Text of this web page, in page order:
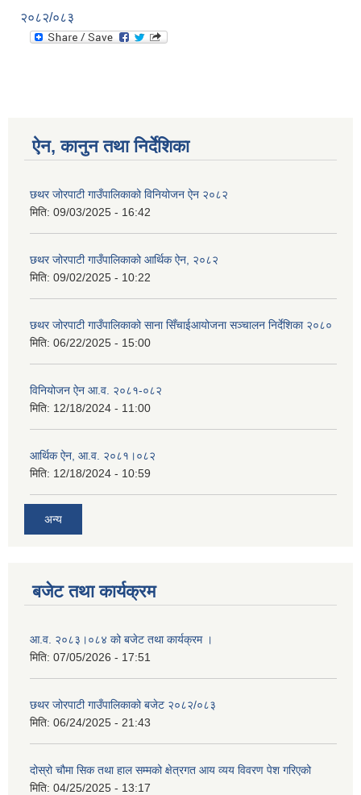
२०८२/०८३
ऐन, कानुन तथा निर्देशिका
छथर जोरपाटी गाउँपालिकाको विनियोजन ऐन २०८२
मिति: 09/03/2025 - 16:42
छथर जोरपाटी गाउँपालिकाको आर्थिक ऐन, २०८२
मिति: 09/02/2025 - 10:22
छथर जोरपाटी गाउँपालिकाको साना सिँचाईआयोजना सञ्चालन निर्देशिका २०८०
मिति: 06/22/2025 - 15:00
विनियोजन ऐन आ.व. २०८१-०८२
मिति: 12/18/2024 - 11:00
आर्थिक ऐन, आ.व. २०८१।०८२
मिति: 12/18/2024 - 10:59
अन्य
बजेट तथा कार्यक्रम
आ.व. २०८३।०८४ को बजेट तथा कार्यक्रम ।
मिति: 07/05/2026 - 17:51
छथर जोरपाटी गाउँपालिकाको बजेट २०८२/०८३
मिति: 06/24/2025 - 21:43
दोस्रो चौमा सिक तथा हाल सम्मको क्षेत्रगत आय व्यय विवरण पेश गरिएको
मिति: 04/25/2025 - 13:17